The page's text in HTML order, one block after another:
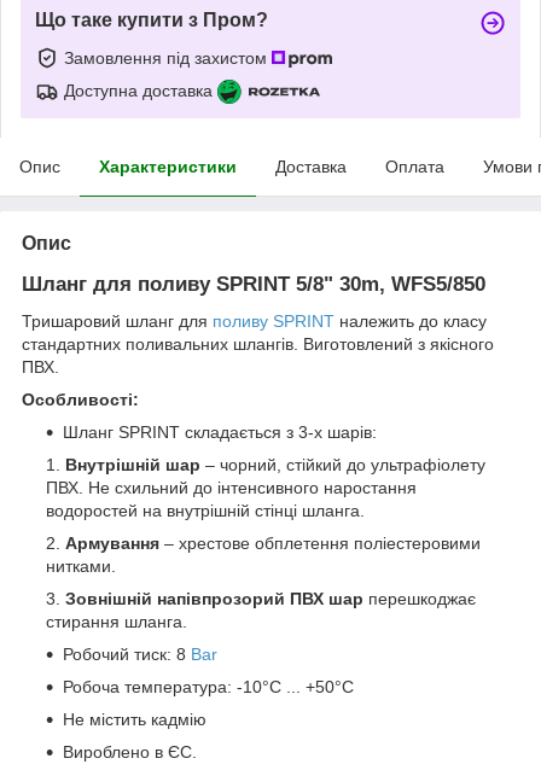
Що таке купити з Пром?
Замовлення під захистом
Доступна доставка
Опис Характеристики Доставка Оплата Умови
Опис
Шланг для поливу SPRINT 5/8" 30m, WFS5/850
Тришаровий шланг для поливу SPRINT належить до класу
стандартних поливальних шлангів. Виготовлений з якісного
ПВХ.
Особливості:
Шланг SPRINT складається з 3-х шарів:
Внутрішній шар – чорний, стійкий до ультрафіолету
ПВХ. Не схильний до інтенсивного наростання
водоростей на внутрішній стінці шланга.
Армування – хрестове обплетення поліестеровими
нитками.
Зовнішній напівпрозорий ПВХ шар перешкоджає
стирання шланга.
Робочий тиск: 8 Bar
Робоча температура: -10°С ... +50°С
Не містить кадмію
Вироблено в ЄС.